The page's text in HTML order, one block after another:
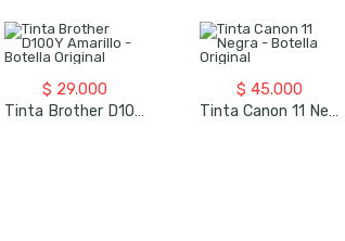
$ 29.000
Tinta Brother D100Y Amarillo – Botella Original
$ 45.000
Tinta Canon 11 Negra – Botella Original